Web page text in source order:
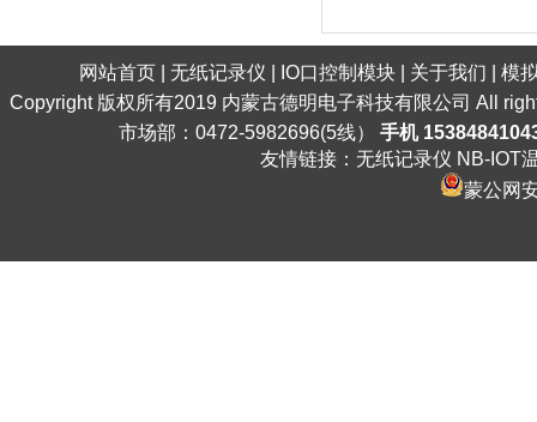
网站首页 无纸记录仪 IO口控制模块 关于我们
模
Copyright 版权所有2019 内蒙古德明电子科技有限公司 All
市场部：0472-5982696(5线） 手机
友情链接： 无纸记录仪 NB-IOT
蒙公网